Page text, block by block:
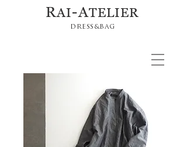
RAI-ATELIER
DRESS&BAG